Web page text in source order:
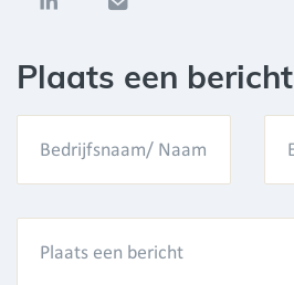
Plaats een bericht